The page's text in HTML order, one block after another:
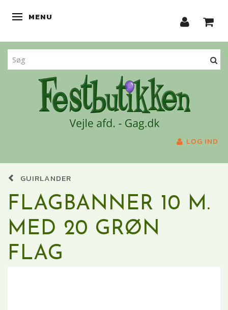
SKIFTE NAVIGATION
MENU
LOG IND
GUIRLANDER
FLAGBANNER 10 M.
MED 20 GRØN
FLAG